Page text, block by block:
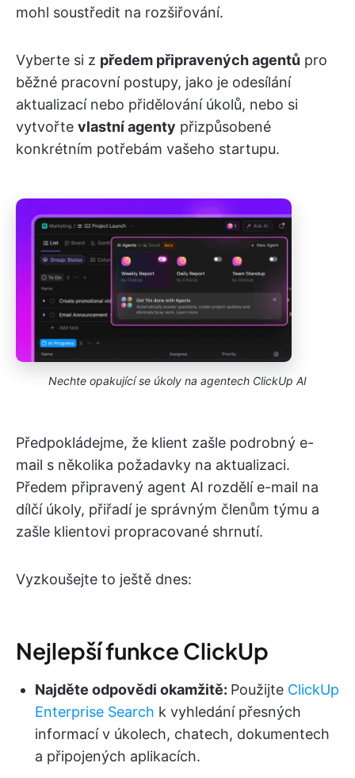
mohl soustředit na rozšiřování.
Vyberte si z předem připravených agentů pro
běžné pracovní postupy, jako je odesílání
aktualizací nebo přidělování úkolů, nebo si
vytvořte vlastní agenty přizpůsobené
konkrétním potřebám vašeho startupu.
Nechte opakující se úkoly na agentech ClickUp AI
Předpokládejme, že klient zašle podrobný e-
mail s několika požadavky na aktualizaci.
Předem připravený agent AI rozdělí e-mail na
dílčí úkoly, přiřadí je správným členům týmu a
zašle klientovi propracované shrnutí.
Vyzkoušejte to ještě dnes:
Nejlepší funkce ClickUp
Najděte odpovědi okamžitě: Použijte ClickUp
Enterprise Search k vyhledání přesných
informací v úkolech, chatech, dokumentech
a připojených aplikacích.